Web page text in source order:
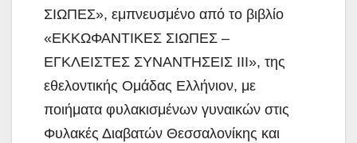
ΣΙΩΠΕΣ», εμπνευσμένο από το βιβλίο
«ΕΚΚΩΦΑΝΤΙΚΕΣ ΣΙΩΠΕΣ –
ΕΓΚΛΕΙΣΤΕΣ ΣΥΝΑΝΤΗΣΕΙΣ ΙΙΙ», της
εθελοντικής Ομάδας Ελλήνιον, με
ποιήματα φυλακισμένων γυναικών στις
Φυλακές Διαβατών Θεσσαλονίκης και